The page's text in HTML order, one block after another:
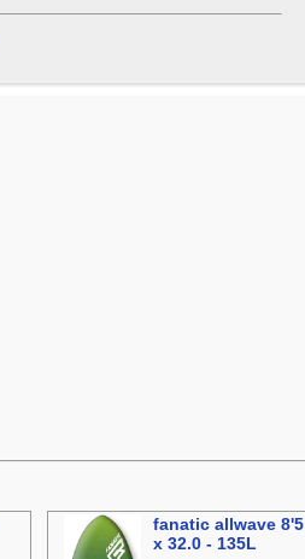
fanatic allwave 8'5
x 32.0 - 135L